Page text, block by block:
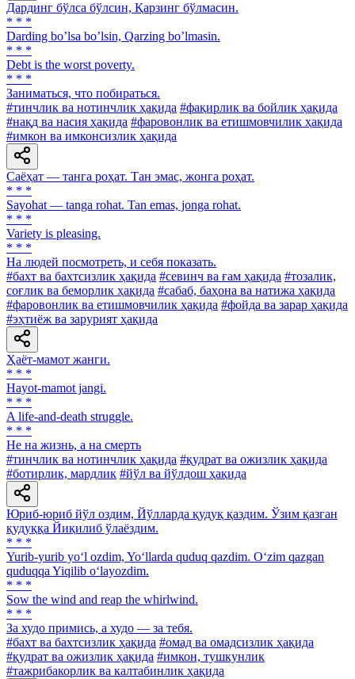
Дардинг бўлса бўлсин, Қарзинг бўлмасин.
* * *
Darding boʼlsa boʼlsin, Qarzing boʼlmasin.
* * *
Debt is the worst poverty.
* * *
Заниматься, что побираться.
#тинчлик ва нотинчлик ҳақида #фақирлик ва бойлик ҳақида
#нақд ва насия ҳақида #фаровонлик ва етишмовчилик ҳақида
#имкон ва имконсизлик ҳақида
Саёҳат — танга роҳат. Тан эмас, жонга роҳат.
* * *
Sayohat — tanga rohat. Tan emas, jonga rohat.
* * *
Variety is pleasing.
* * *
Ha людей посмотреть, и себя показать.
#бахт ва бахтсизлик ҳақида #севинч ва ғам ҳақида #тозалик,
соғлик ва беморлик ҳақида #сабаб, баҳона ва натижа ҳақида
#фаровонлик ва етишмовчилик ҳақида #фойда ва зарар ҳақида
#эҳтиёж ва зарурият ҳақида
Ҳаёт-мамот жанги.
* * *
Hayot-mamot jangi.
* * *
A life-and-death struggle.
* * *
He на жизнь, а на смерть
#тинчлик ва нотинчлик ҳақида #қудрат ва ожизлик ҳақида
#ботирлик, мардлик #йўл ва йўлдош ҳақида
Юриб-юриб йўл оздим, Йўлларда қудуқ қаздим. Ўзим қазган
қудуққа Йиқилиб ўлаёздим.
* * *
Yurib-yurib yo‘l ozdim, Yo‘llarda quduq qazdim. O‘zim qazgan
quduqqa Yiqilib o‘layozdim.
* * *
Sow the wind and reap the whirlwind.
* * *
За худо примись, а худо — за тебя.
#бахт ва бахтсизлик ҳақида #омад ва омадсизлик ҳақида
#қудрат ва ожизлик ҳақида #имкон, тушкунлик
#тажрибакорлик ва калтабинлик ҳақида